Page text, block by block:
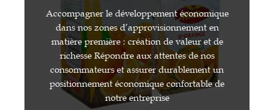
Accompagner le développement économique
dans nos zones d’approvisionnement en
matière première : création de valeur et de
richesse Répondre aux attentes de nos
consommateurs et assurer durablement un
positionnement économique confortable de
notre entreprise